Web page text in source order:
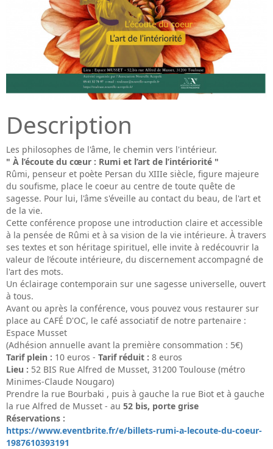
Description
Les philosophes de l'âme, le chemin vers l'intérieur.
" À l’écoute du cœur : Rumi et l’art de l’intériorité "
Rûmi, penseur et poète Persan du XIIIe siècle, figure majeure
du soufisme, place le coeur au centre de toute quête de
sagesse. Pour lui, l'âme s'éveille au contact du beau, de l'art et
de la vie.
Cette conférence propose une introduction claire et accessible
à la pensée de Rûmi et à sa vision de la vie intérieure. À travers
ses textes et son héritage spirituel, elle invite à redécouvrir la
valeur de l’écoute intérieure, du discernement accompagné de
l'art des mots.
Un éclairage contemporain sur une sagesse universelle, ouvert
à tous.
Avant ou après la conférence, vous pouvez vous restaurer sur
place au CAFÉ D'OC, le café associatif de notre partenaire :
Espace Musset
(Adhésion annuelle avant la première consommation : 5€)
Tarif plein : 10 euros - Tarif réduit : 8 euros
Lieu : 52 BIS Rue Alfred de Musset, 31200 Toulouse (métro
Minimes-Claude Nougaro)
Prendre la rue Bourbaki , puis à gauche la rue Biot et à gauche
la rue Alfred de Musset - au 52 bis, porte grise
Réservations :
https://www.eventbrite.fr/e/billets-rumi-a-lecoute-du-coeur-
1987610393191